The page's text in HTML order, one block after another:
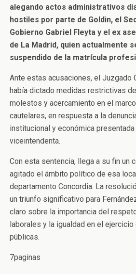
alegando actos administrativos
hostiles por parte de Goldin, el
Gobierno Gabriel Fleyta y el ex
de La Madrid, quien actualmente
suspendido de la matrícula
Ante estas acusaciones, el Juzgado
había dictado medidas restrictivas
molestos y acercamiento en el
cautelares, en respuesta a la
institucional y económica
viceintendenta.
Con esta sentencia, llega a su fin un
agitado el ámbito político de esa
departamento Concordia. La
un triunfo significativo para
claro sobre la importancia del
laborales y la igualdad en el
públicas.
7paginas